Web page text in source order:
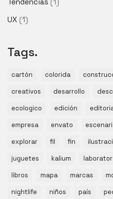
UX (1)
Tags.
cartón colorida
creativos
desarrollo
ecologico
edición
empresa
envato
explorar
fil fin
juguetes
kalium laborator
libros
mapa marcas
nightlife
niños país